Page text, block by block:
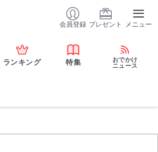
会員登録 プレゼント メニュー
ランキング 特集
おでかけ
ニュース